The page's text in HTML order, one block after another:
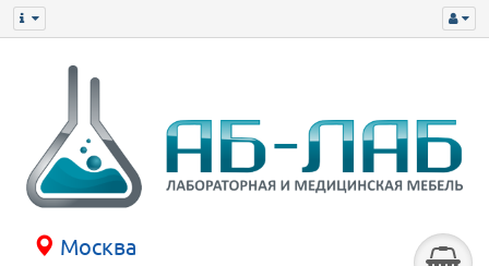
Москва